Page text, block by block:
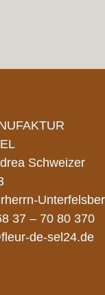
Schweizer
37 – 70 80 370
de-sel24.de